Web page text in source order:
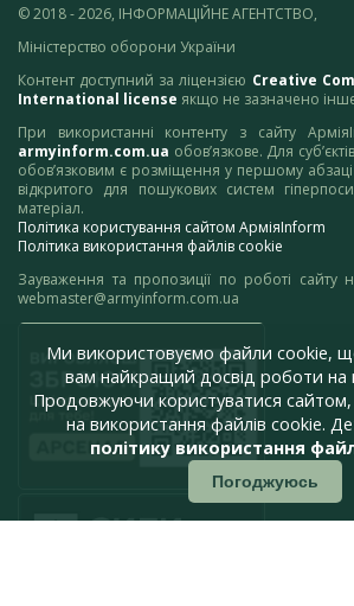
© 2018 - 2026, ІНФОРМАЦІЙНЕ АГЕНТСТВО,
Міністерство оборони України
Контент доступний за ліцензією Creative
International license якщо не зазначено
При використанні контенту з сайту
armyinform.com.ua обов’язкове. Для
обов’язковим є розміщення у першому
відкритого для пошукових систем
матеріал.
Політика користування сайтом АрміяInform
Політика використання файлів cookie
Зауваження та пропозиції по роботі сайту
webmaster@armyinform.com.ua
Ми використовуємо файли cookie,
вам найкращий досвід роботи на
Продовжуючи користуватися
на використання файлів cookie.
політику використання
Погоджуюсь